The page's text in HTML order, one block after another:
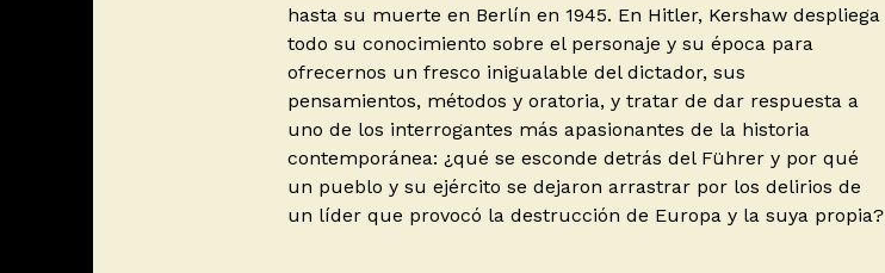
hasta su muerte en Berlín en 1945. En Hitler, Kershaw despliega
todo su conocimiento sobre el personaje y su época para
ofrecernos un fresco inigualable del dictador, sus
pensamientos, métodos y oratoria, y tratar de dar respuesta a
uno de los interrogantes más apasionantes de la historia
contemporánea: ¿qué se esconde detrás del Führer y por qué
un pueblo y su ejército se dejaron arrastrar por los delirios de
un líder que provocó la destrucción de Europa y la suya propia?